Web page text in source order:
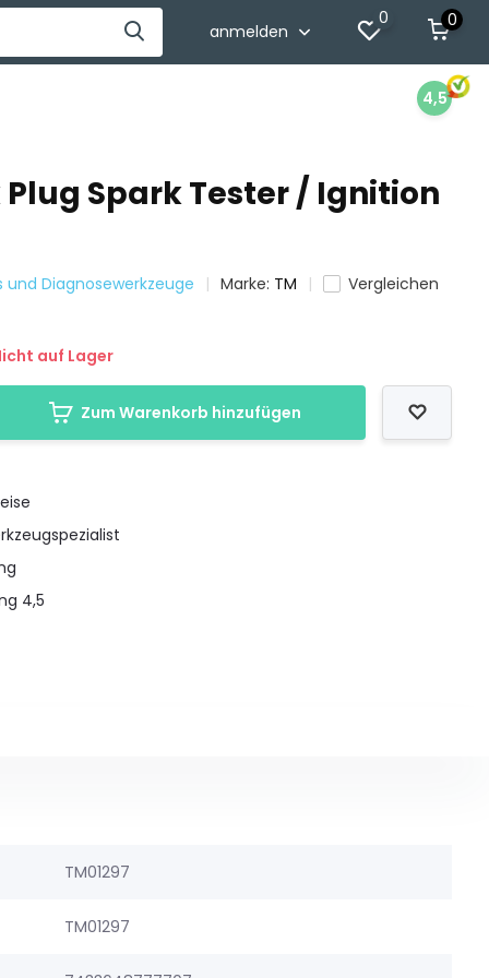
anmelden
0 0
4,5
Plug Spark Tester / Ignition
und Diagnosewerkzeuge Marke: TM
Vergleichen
auf Lager
Zum Warenkorb hinzufügen
4,5
TM01297
TM01297